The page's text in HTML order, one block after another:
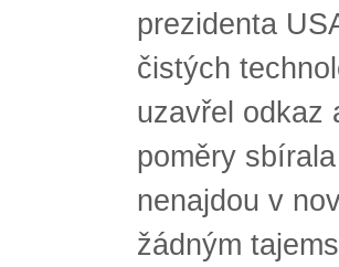
prezidenta
čistých
uzavřel odkaz
poměry
nenajdou v
žádným